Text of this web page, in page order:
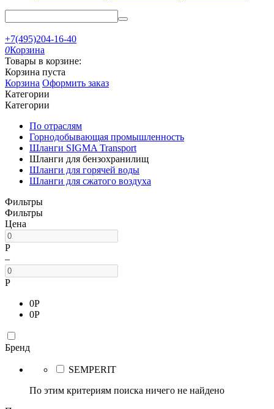
+7(495)204-16-40
0Корзина
Товары в корзине:
Корзина пуста
Корзина Оформить заказ
Категории
Категории
По отраслям
Горнодобывающая промышленность
Шланги SIGMA Transport
Шланги для бензохранилищ
Шланги для горячей воды
Шланги для сжатого воздуха
Фильтры
Фильтры
Цена
Р
–
Р
0Р
0Р
Бренд
SEMPERIT
По этим критериям поиска ничего не найдено